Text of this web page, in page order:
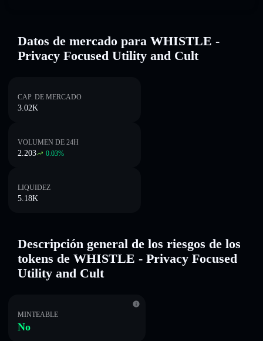
Datos de mercado para WHISTLE -
Privacy Focused Utility and Cult
CAP. DE MERCADO
3.02K
VOLUMEN DE 24H
2.203 0.03%
LIQUIDEZ
5.18K
Descripción general de los riesgos de los
tokens de WHISTLE - Privacy Focused
Utility and Cult
MINTEABLE
No